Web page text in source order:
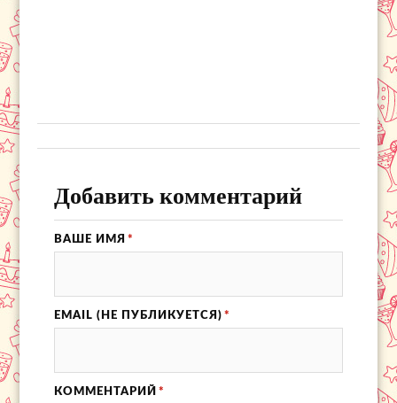
Добавить комментарий
ВАШЕ ИМЯ *
EMAIL (НЕ ПУБЛИКУЕТСЯ) *
КОММЕНТАРИЙ *